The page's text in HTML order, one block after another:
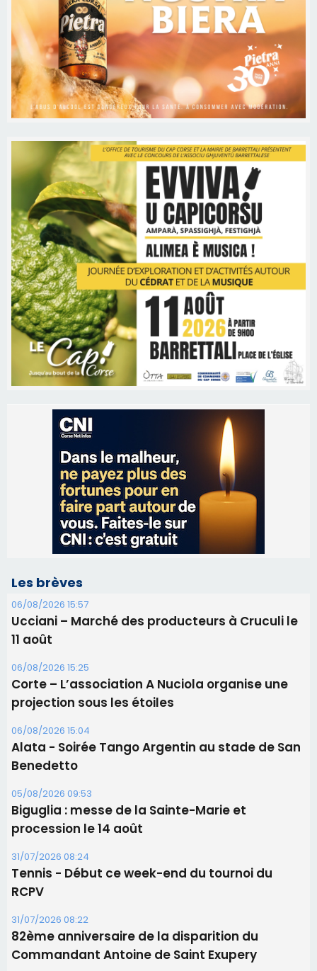
Les brèves
06/08/2026 15:57
Ucciani – Marché des producteurs à Cruculi le
06/08/2026 15:25
Corte – L’association A Nuciola organise une
06/08/2026 15:04
Alata - Soirée Tango Argentin au stade de San
Benedetto
05/08/2026 09:53
Biguglia : messe de la Sainte-Marie et
procession le 14 août
31/07/2026 08:24
Tennis - Début ce week-end du tournoi du
RCPV
31/07/2026 08:22
82ème anniversaire de la disparition du
Commandant Antoine de Saint Exupery
Les plus lus
Satine Nomary est la nouvelle Miss Corse 2026
Éclipse du 12 août : la Corse aux premières loges
d'un spectacle qui ne reviendra pas avant 2081